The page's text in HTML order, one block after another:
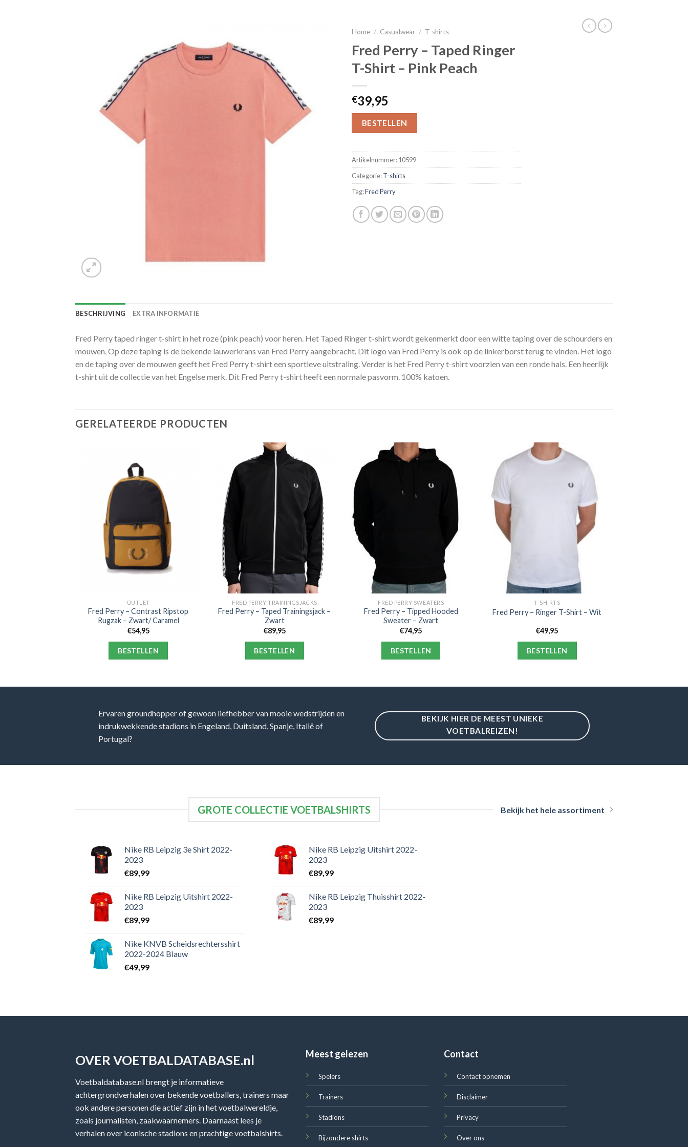
Home / Casualwear / T-shirts
Fred Perry – Taped Ringer
T-Shirt – Pink Peach
€39,95
BESTELLEN
Artikelnummer:10599
Categorie:T-shirts
Tag:Fred Perry
BESCHRIJVING EXTRA INFORMATIE
Fred Perry taped ringer t-shirt in het roze (pink peach) voor heren. Het Taped Ringer t-shirt wordt gekenmerkt door een witte taping over de schourders en
mouwen. Op deze taping is de bekende lauwerkrans van Fred Perry aangebracht. Dit logo van Fred Perry is ook op de linkerborst terug te vinden. Het logo
en de taping over de mouwen geeft het Fred Perry t-shirt een sportieve uitstraling. Verder is het Fred Perry t-shirt voorzien van een ronde hals. Een heerlijk
t-shirt uit de collectie van het Engelse merk. Dit Fred Perry t-shirt heeft een normale pasvorm. 100% katoen.
GERELATEERDE PRODUCTEN
OUTLET
Fred Perry – Contrast Ripstop
Rugzak – Zwart/ Caramel
€54,95
BESTELLEN
FRED PERRY TRAININGSJACKS
Fred Perry – Taped Trainingsjack –
Zwart
€89,95
BESTELLEN
FRED PERRY SWEATERS
Fred Perry – Tipped Hooded
Sweater – Zwart
€74,95
BESTELLEN
T-SHIRTS
Fred Perry – Ringer T-Shirt – Wit
€49,95
BESTELLEN
Ervaren groundhopper of gewoon liefhebber van mooie wedstrijden en
indrukwekkende stadions in Engeland, Duitsland, Spanje, Italië of
Portugal?
BEKIJK HIER DE MEEST UNIEKE
VOETBALREIZEN!
GROTE COLLECTIE VOETBALSHIRTS Bekijk het hele assortiment
Nike RB Leipzig 3e Shirt 2022-
2023
€89,99
Nike RB Leipzig Uitshirt 2022-
2023
€89,99
Nike KNVB Scheidsrechtersshirt
2022-2024 Blauw
€49,99
Nike RB Leipzig Uitshirt 2022-
2023
€89,99
Nike RB Leipzig Thuisshirt 2022-
2023
€89,99
OVER VOETBALDATABASE.nl
Voetbaldatabase.nl brengt je informatieve
achtergrondverhalen over bekende voetballers, trainers maar
ook andere personen die actief zijn in het voetbalwereldje,
zoals journalisten, zaakwaarnemers. Daarnaast lees je
verhalen over iconische stadions en prachtige voetbalshirts.
Meest gelezen
Spelers
Trainers
Stadions
Bijzondere shirts
Contact
Contact opnemen
Disclaimer
Privacy
Over ons